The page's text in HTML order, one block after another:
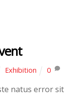
Exhibition 0
natus error sit